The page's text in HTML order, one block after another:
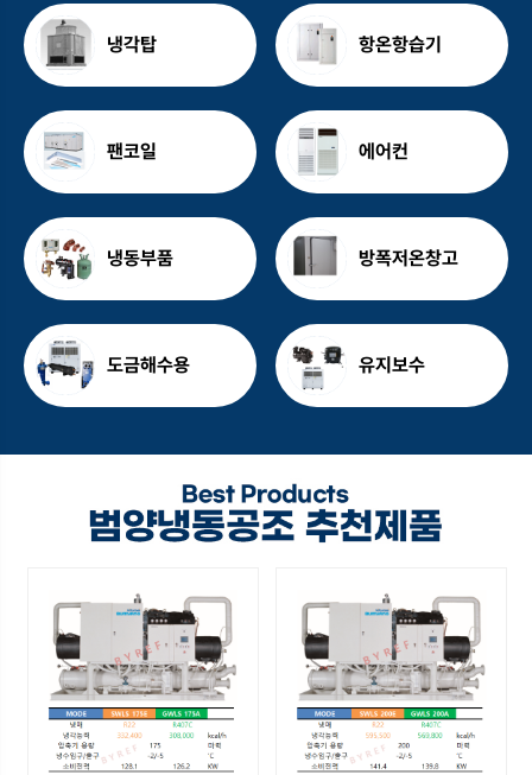
냉각탑 항온항습기
팬코일 에어컨
냉동부품 방폭저온창고
도금해수용 유지보수